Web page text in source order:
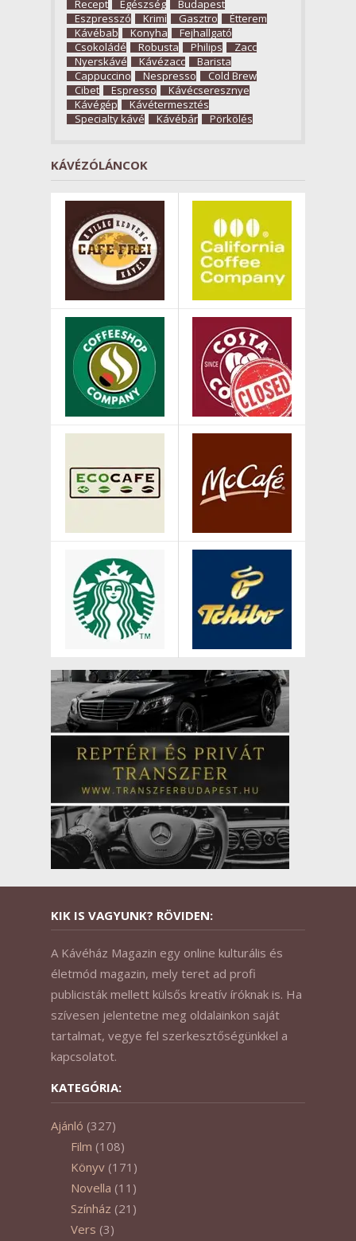
Recept Egészség
Budapest
Eszpresszó
Krimi Gasztro
Étterem
Kávébab
Konyha
Fejhallgató
Csokoládé
Robusta Philips
Zacc
Nyerskávé
Kávézacc
Barista
Cappuccino
Nespresso
Cold Brew
Cibet
Espresso
Kávécseresznye
Kávégép
Kávétermesztés
Specialty kávé
Kávébár Pörkölés
KÁVÉZÓLÁNCOK
KIK IS VAGYUNK? RÖVIDEN:
A Kávéház Magazin egy online kulturális és
életmód magazin, mely teret ad profi
publicisták mellett külsős kreatív íróknak is. Ha
szívesen jelentetne meg oldalainkon saját
tartalmat, vegye fel szerkesztőségünkkel a
kapcsolatot.
KATEGÓRIA:
Ajánló (327)
Film (108)
Könyv (171)
Novella (11)
Színház (21)
Vers (3)